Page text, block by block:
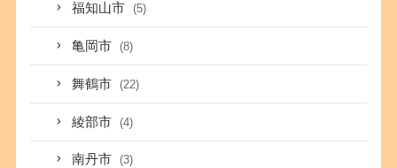
福知山市 (5)
亀岡市 (8)
舞鶴市 (22)
綾部市 (4)
南丹市 (3)